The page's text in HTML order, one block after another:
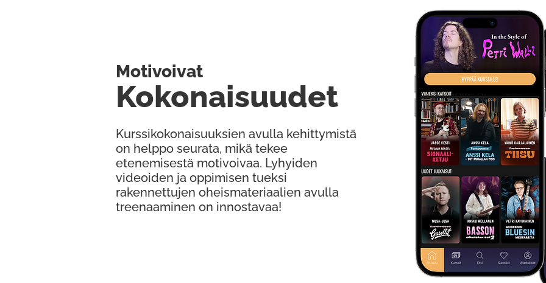
Kurssikokonaisuuksien avulla kehittymistä
on helppo seurata, mikä tekee
etenemisestä motivoivaa. Lyhyiden
videoiden ja oppimisen tueksi
rakennettujen oheismateriaalien avulla
treenaaminen on innostavaa!
Kokonaisuudet
Motivoivat